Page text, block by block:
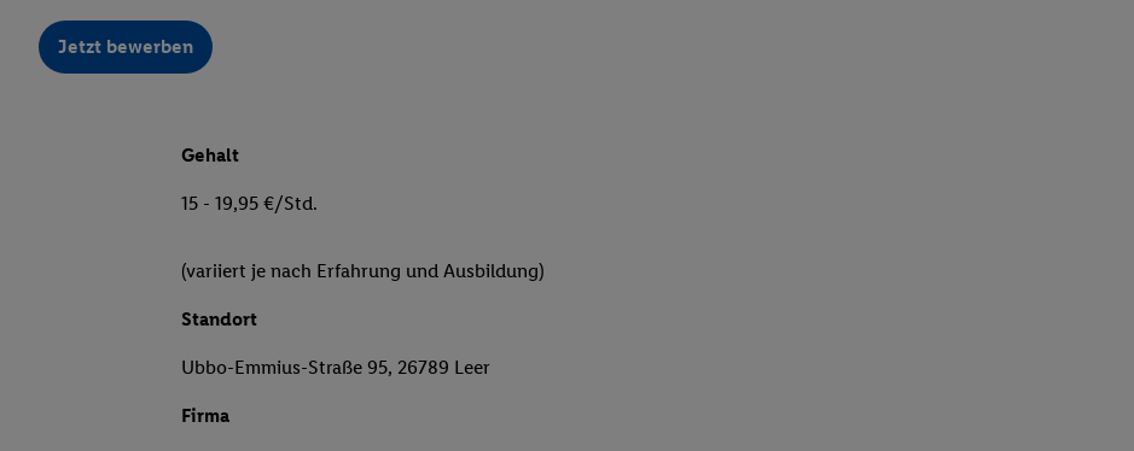
Jetzt bewerben
Gehalt
15 - 19,95 €/Std.
(variiert je nach Erfahrung und Ausbildung)
Standort
Ubbo-Emmius-Straße 95, 26789 Leer
Firma